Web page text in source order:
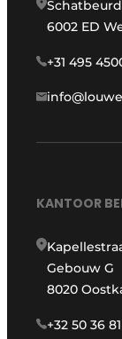
6002 ED
+31 495
KANTOOR
Gebouw G
8020
+32 50 36